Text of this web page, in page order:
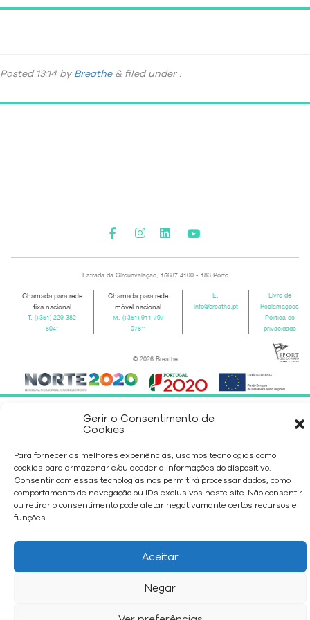
Gerir o Consentimento de
Cookies
Para fornecer as melhores experiências, usamos tecnologias como
cookies para armazenar e/ou aceder a informações do dispositivo.
Consentir com essas tecnologias nos permitirá processar dados, como
comportamento de navegação ou IDs exclusivos neste site. Não consentir
ou retirar o consentimento pode afetar negativamante certos recursos e
funções.
Aceitar
Negar
Posted 13:14 by Breathe & filed under .
Estrada da Circunvalação, 15687 4100 - 183 Porto
Chamada para rede
fixa nacional
T.(+351) 229 382
504*
Chamada para rede
móvel nacional
M. (+351) 911 797
075**
E.
info@breathe.pt
Livro de
Reclamações
Política de
privacidade
© 2026 Breathe